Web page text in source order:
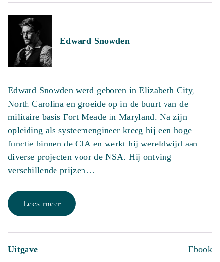
Edward Snowden
Edward Snowden werd geboren in Elizabeth City,
North Carolina en groeide op in de buurt van de
militaire basis Fort Meade in Maryland. Na zijn
opleiding als systeemengineer kreeg hij een hoge
functie binnen de CIA en werkt hij wereldwijd aan
diverse projecten voor de NSA. Hij ontving
verschillende prijzen…
Lees meer
Uitgave
Ebook